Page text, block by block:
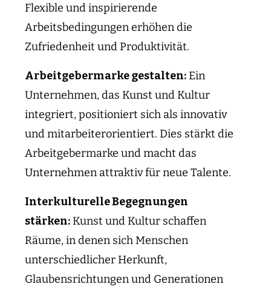
Flexible und inspirierende
Arbeitsbedingungen erhöhen die
Zufriedenheit und Produktivität.
Arbeitgebermarke gestalten:Ein
Unternehmen, das Kunst und Kultur
integriert, positioniert sich als innovativ
und mitarbeiterorientiert. Dies stärkt die
Arbeitgebermarke und macht das
Unternehmen attraktiv für neue Talente.
Interkulturelle Begegnungen
stärken:Kunst und Kultur schaffen
Räume, in denen sich Menschen
unterschiedlicher Herkunft,
Glaubensrichtungen und Generationen